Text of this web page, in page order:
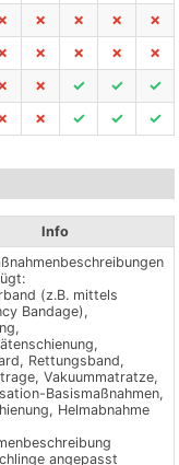
✗ ✗ ✗
✗
✗ ✗ ✗
✗
✗ ✓ ✓
✓
✗ ✓ ✓ ✓
Info
(z.B. mittels
Bandage),
Rettungsband,
Vakuummatratze,
Basismaßnahmen,
Helmabnahme
angepasst